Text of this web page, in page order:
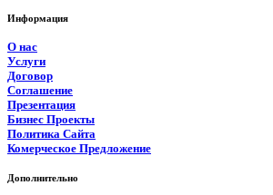
Информация
О нас
Услуги
Договор
Соглашение
Презентация
Бизнес Проекты
Политика Сайта
Комерческое Предложение
Дополнительно